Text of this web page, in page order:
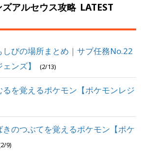
アルセウス攻略 LATEST
しびの場所まとめ｜サブ任務No.22
ンズ】
(2/13)
るを覚えるポケモン【ポケモンレジ
きのつぶてを覚えるポケモン【ポケ
9)